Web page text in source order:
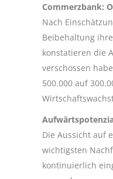
Commerzbank:
Nach
Beibehaltung
konstatieren die
verschossen
500.000 auf
Die Aussicht auf
wichtigsten
kontinuierlich